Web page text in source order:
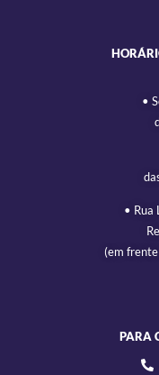
•
• Rua
(em frente
PARA